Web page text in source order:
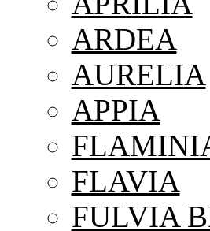
ARDEA
AURELIA
APPIA
FLAVIA
FULVIA